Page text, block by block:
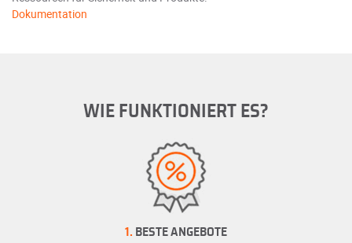
Dokumentation
WIE FUNKTIONIERT ES?
1. BESTE ANGEBOTE